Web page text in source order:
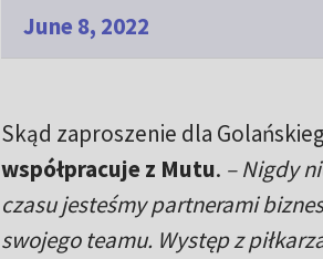
June 8, 2022
Skąd zaproszenie dla
współpracuje z Mutu. – Nigdy
czasu jesteśmy partnerami
swojego teamu. Występ z